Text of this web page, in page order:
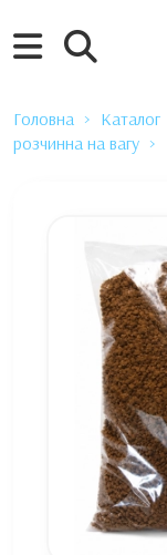
Головна Каталог
розчинна на вагу